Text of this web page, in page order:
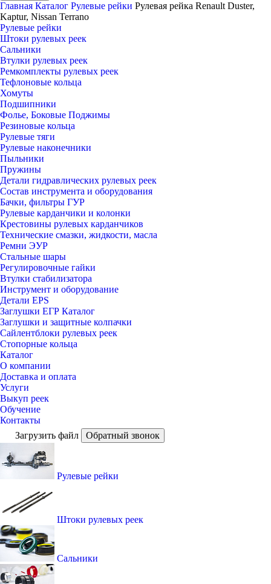
Главная Каталог Рулевые рейки Рулевая рейка Renault Duster,
Kaptur, Nissan Terrano
Рулевые рейки
Штоки рулевых реек
Сальники
Втулки рулевых реек
Ремкомплекты рулевых реек
Тефлоновые кольца
Хомуты
Подшипники
Фолье, Боковые Поджимы
Резиновые кольца
Рулевые тяги
Рулевые наконечники
Пыльники
Пружины
Детали гидравлических рулевых реек
Состав инструмента и оборудования
Бачки, фильтры ГУР
Рулевые карданчики и колонки
Крестовины рулевых карданчиков
Технические смазки, жидкости, масла
Ремни ЭУР
Стальные шары
Регулировочные гайки
Втулки стабилизатора
Инструмент и оборудование
Детали EPS
Заглушки ЕГР Каталог
Заглушки и защитные колпачки
Сайлентблоки рулевых реек
Стопорные кольца
Каталог
О компании
Доставка и оплата
Услуги
Выкуп реек
Обучение
Контакты
Загрузить файл
Обратный звонок
Рулевые рейки
Штоки рулевых реек
Сальники